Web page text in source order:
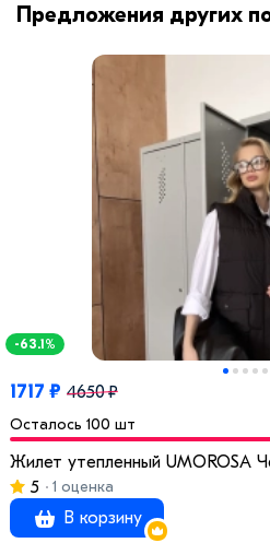
Предложения других
-63.1%
1717 ₽ 4650 ₽
Осталось 100 шт
Жилет утепленный UMOROSA
5
1 оценка
В корзину